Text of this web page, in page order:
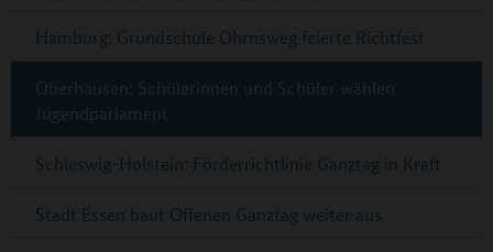
Hamburg: Grundschule Ohrnsweg feierte Richtfest
Oberhausen: Schülerinnen und Schüler wählen
Jugendparlament
Schleswig-Holstein: Förderrichtlinie Ganztag in Kraft
Stadt Essen baut Offenen Ganztag weiter aus